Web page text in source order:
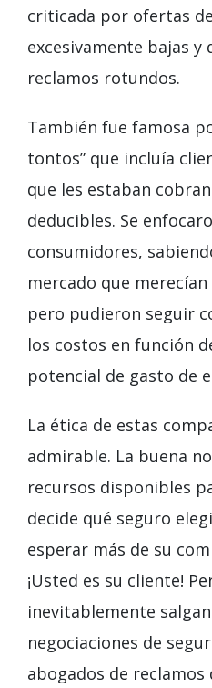
criticada por ofertas
excesivamente bajas y
reclamos rotundos.
También fue famosa
tontos” que incluía
que les estaban
deducibles. Se
consumidores,
mercado que
pero pudieron seguir
los costos en función
potencial de gasto de
La ética de estas
admirable. La buena
recursos disponibles
decide qué seguro
esperar más de su
¡Usted es su cliente!
inevitablemente
negociaciones de
abogados de reclamos